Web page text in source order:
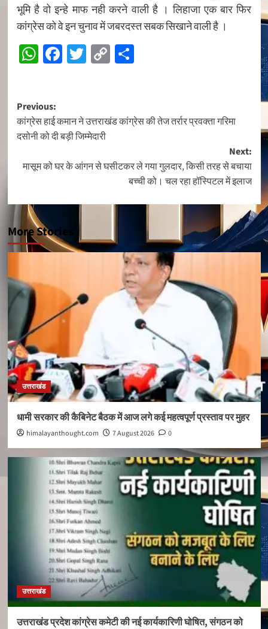
भूमि है वो इन्हे माफ नही करने वाली है । लिहाजा एक बार फिर
कांग्रेस को वे इन चुनाव में जबरदस्त सबक सिखाने वाली है ।
WhatsApp
Facebook
Twitter
CopyShare
Post
navigation
Previous:
कांग्रेस हाई कमान ने उत्तराखंड कांग्रेस की तेज तर्रार प्रवक्ता गरिमा
दसोनी को दी बड़ी जिम्मेदारी
Next:
मासूम को घर के आंगन से घसीटकर ले गया गुलदार, किसी तरह से बचाया
बच्ची को। चल रहा हॉस्पिटल में इलाज
More Stories
उत्तराखंड
धामी सरकार की कैबिनेट बैठक में आज लगे कई महत्वपूर्ण प्रस्ताव पर मुहर
himalayanthought.com 7 August 2026 0
उत्तराखंड
उत्तराखंड प्रदेश कांग्रेस कमेटी की नई कार्यकारिणी घोषित, संगठन को